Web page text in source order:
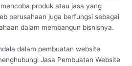
produk atau jasa yang
perusahaan juga berfungsi sebagai
dalam membangun bisnisnya.
dalam pembuatan website
Jasa Pembuatan Website